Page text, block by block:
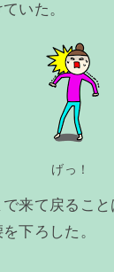
いた。
げっ！
来て戻るこ
下ろした。